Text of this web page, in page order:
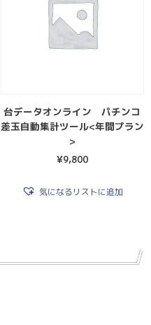
台データオンライン パチンコ
差玉自動集計ツール<年間プラン
>
¥9,800
気になるリストに追加